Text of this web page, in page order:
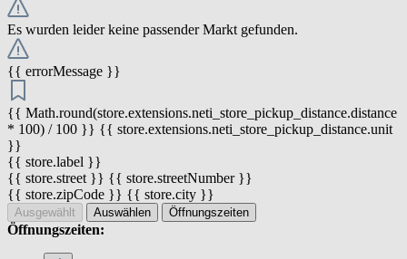
Es wurden leider keine passender Markt gefunden.
{{ errorMessage }}
{{ Math.round(store.extensions.neti_store_pickup_distance.distance
* 100) / 100 }} {{ store.extensions.neti_store_pickup_distance.unit
}}
{{ store.label }}
{{ store.street }} {{ store.streetNumber }}
{{ store.zipCode }} {{ store.city }}
Ausgewählt Auswählen Öffnungszeiten
Öffnungszeiten: